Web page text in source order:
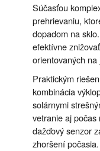
Súčasťou
prehrievaniu,
dopadom na
efektívne
orientovaných na
Praktickým
kombinácia
solárnymi
vetranie aj
dažďový senzor
zhoršení počasia.